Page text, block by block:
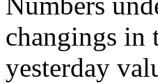
changings in
yesterday